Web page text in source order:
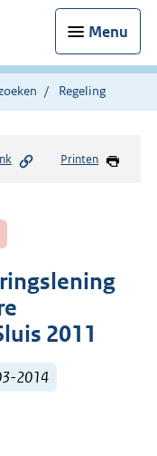
Menu
Regeling
Printen
2011
2014